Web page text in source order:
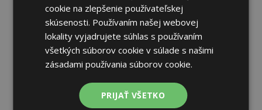
Nie je skladom Sledovať naskladnenie
195,08 €
cookie na zlepšenie používateľskej
skúsenosti. Používaním našej webovej
lokality vyjadrujete súhlas s používaním
všetkých súborov cookie v súlade s našimi
zásadami používania súborov cookie.
PRIJAŤ VŠETKO